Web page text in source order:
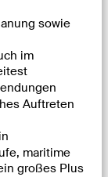
sowie
im
Auftreten
maritime
großes Plus